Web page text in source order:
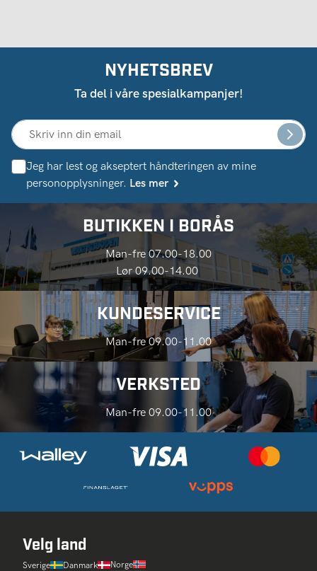
NYHETSBREV
Ta del i våre spesialkampanjer!
Jeg har lest og akseptert håndteringen av mine
personopplysninger. Les mer
BUTIKKEN I BORÅS
Man-fre 07.00-18.00
Lør 09.00-14.00
KUNDESERVICE
Man-fre 09.00-11.00
VERKSTED
Man-fre 09.00-11.00
Velg land
Sverige Danmark Norge